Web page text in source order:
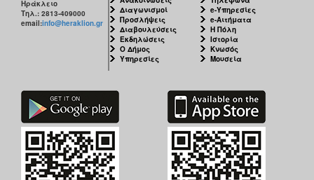
Ηράκλειο
Τηλ.: 2813-409000
email:info@heraklion.gr
Διαγωνισμοί
Προσλήψεις
Διαβουλεύσεις
Εκδηλώσεις
Ο Δήμος
Υπηρεσίες
e-Υπηρεσίες
e-Αιτήματα
Η Πόλη
Ιστορία
Κνωσός
Μουσεία